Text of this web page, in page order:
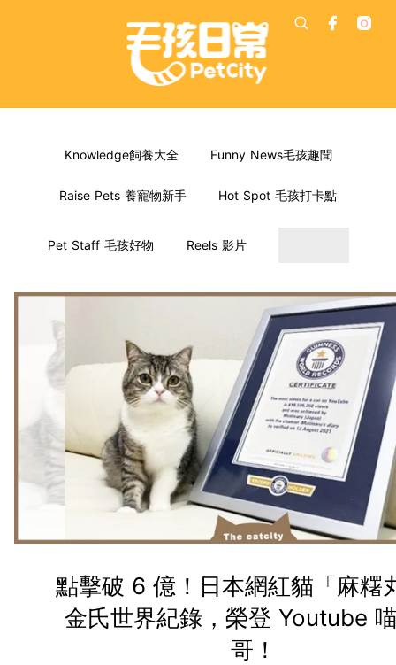
Knowledge飼養大全 Funny News毛孩趣聞
Raise Pets 養寵物新手 Hot Spot 毛孩打卡點
Pet Staff 毛孩好物 Reels 影片
點擊破 6 億！日本網紅貓「麻糬
金氏世界紀錄，榮登 Youtube
哥！